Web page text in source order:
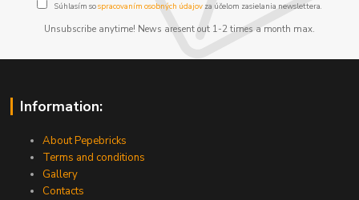
Súhlasím sospracovaním osobných údajov za účelom zasielania newslettera.
Unsubscribe anytime! News aresent out 1-2 times a month max.
Information:
About Pepebricks
Terms and conditions
Gallery
Contacts